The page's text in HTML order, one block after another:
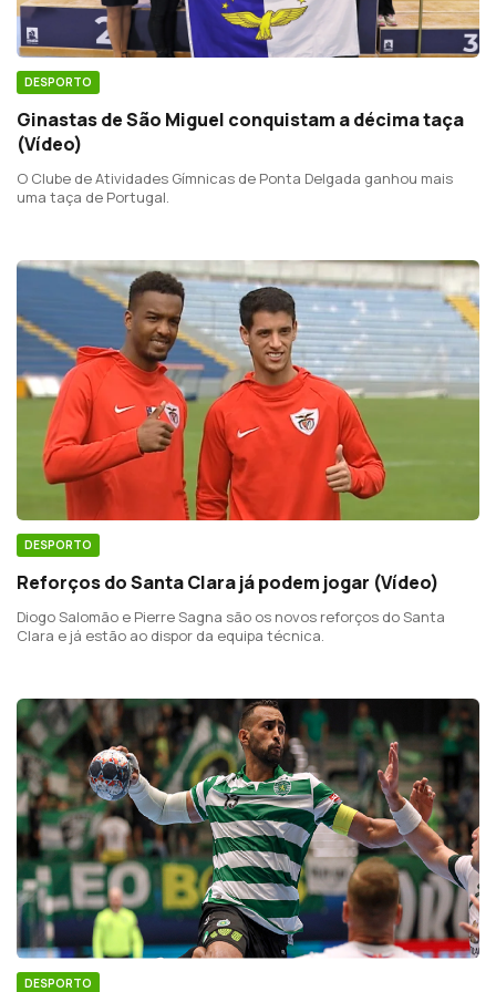
DESPORTO
Ginastas de São Miguel conquistam a décima taça
(Vídeo)
O Clube de Atividades Gímnicas de Ponta Delgada ganhou mais
uma taça de Portugal.
DESPORTO
Reforços do Santa Clara já podem jogar (Vídeo)
Diogo Salomão e Pierre Sagna são os novos reforços do Santa
Clara e já estão ao dispor da equipa técnica.
DESPORTO